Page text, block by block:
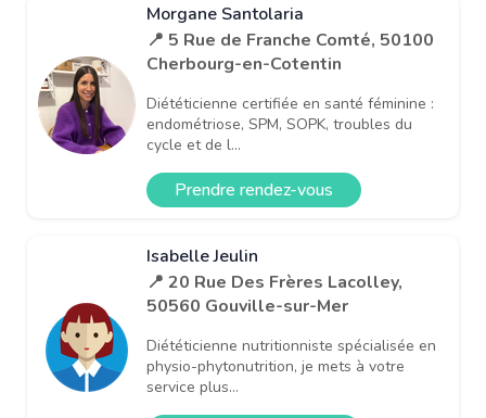
Morgane Santolaria
📍 5 Rue de Franche Comté, 50100
Cherbourg-en-Cotentin
Diététicienne certifiée en santé féminine :
endométriose, SPM, SOPK, troubles du
cycle et de l...
Prendre rendez-vous
Isabelle Jeulin
📍 20 Rue Des Frères Lacolley,
50560 Gouville-sur-Mer
Diététicienne nutritionniste spécialisée en
physio-phytonutrition, je mets à votre
service plus...